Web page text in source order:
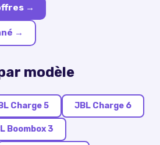
→
→
modèle
Charge 5 JBL Charge 6
Boombox 3